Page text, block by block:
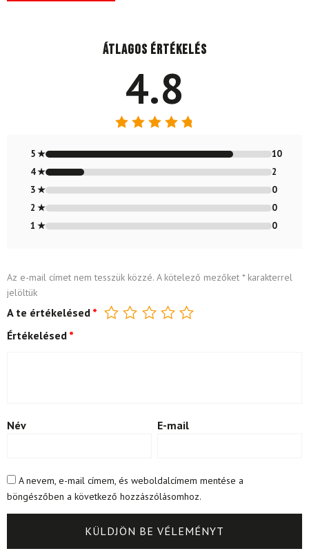
Átlagos értékelés
4.8
4.83/ 5
5 ★
10
4 ★
2
3 ★
0
2 ★
0
1 ★
0
Az e-mail címet nem tesszük közzé. A kötelező mezőket *karakterrel
jelöltük
A te értékelésed *
Értékelésed *
Név E-mail
A nevem, e-mail címem, és weboldalcímem mentése a
böngészőben a következő hozzászólásomhoz.